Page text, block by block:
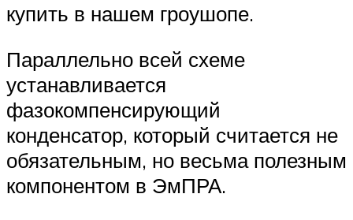
купить в нашем гроушопе.
Параллельно всей схеме
устанавливается
фазокомпенсирующий
конденсатор, который считается не
обязательным, но весьма полезным
компонентом в ЭмПРА.